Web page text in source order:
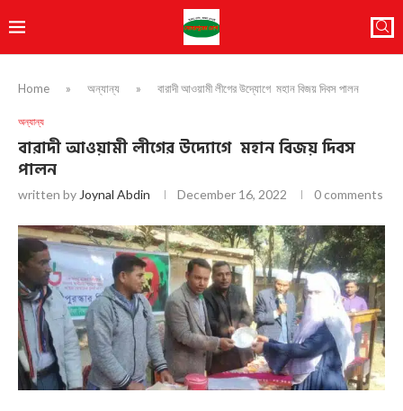
Home » অন্যান্য » বারাদী আওয়ামী লীগের উদ্যোগে মহান বিজয় দিবস পালন
অন্যান্য
বারাদী আওয়ামী লীগের উদ্যোগে মহান বিজয় দিবস
পালন
written by Joynal Abdin December 16, 2022 0 comments